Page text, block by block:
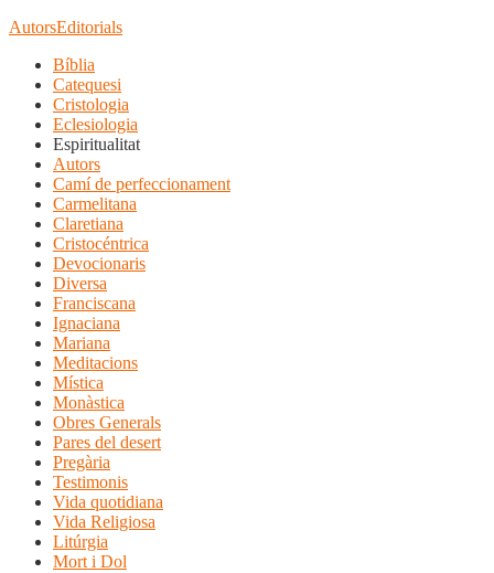
AutorsEditorials
Bíblia
Catequesi
Cristologia
Eclesiologia
Espiritualitat
Autors
Camí de perfeccionament
Carmelitana
Claretiana
Cristocéntrica
Devocionaris
Diversa
Franciscana
Ignaciana
Mariana
Meditacions
Mística
Monàstica
Obres Generals
Pares del desert
Pregària
Testimonis
Vida quotidiana
Vida Religiosa
Litúrgia
Mort i Dol